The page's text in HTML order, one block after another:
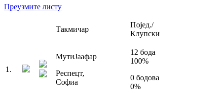
Преузмите листу
Такмичар
Појед./
Клупски
1 .
МутиЈаафар
Респецт,
Софиа
12 бода
100%
0 бодова
0%